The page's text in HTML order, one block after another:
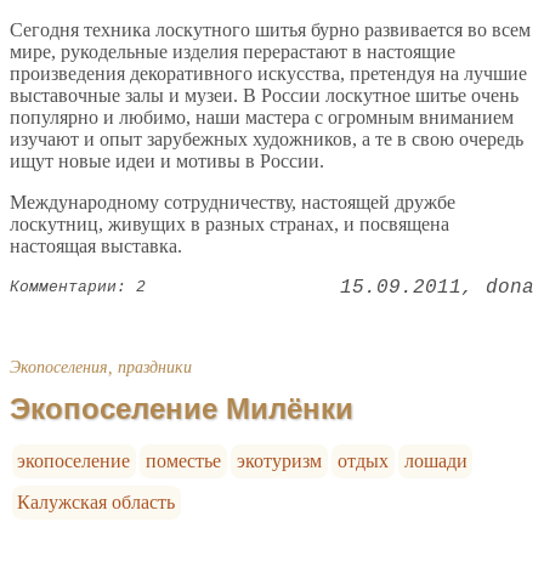
Сегодня техника лоскутного шитья бурно развивается во всем
мире, рукодельные изделия перерастают в настоящие
произведения декоративного искусства, претендуя на лучшие
выставочные залы и музеи. В России лоскутное шитье очень
популярно и любимо, наши мастера с огромным вниманием
изучают и опыт зарубежных художников, а те в свою очередь
ищут новые идеи и мотивы в России.
Международному сотрудничеству, настоящей дружбе
лоскутниц, живущих в разных странах, и посвящена
настоящая выставка.
Комментарии: 2 15.09.2011 dona
Экопоселения, праздники
Экопоселение Милёнки
экопоселение поместье экотуризм отдых
лошади
Калужская область